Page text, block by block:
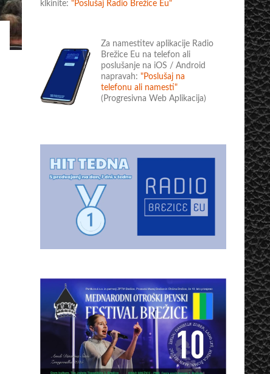
klkinite: "Poslušaj Radio Brežice Eu"
Za namestitev aplikacije Radio
Brežice Eu na telefon ali
poslušanje na iOS / Android
napravah: "Poslušaj na
telefonu ali namesti"
(Progresivna Web Aplikacija)